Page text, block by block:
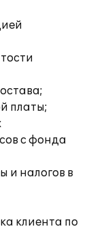
платы;
с фонда
и налогов в
клиента по